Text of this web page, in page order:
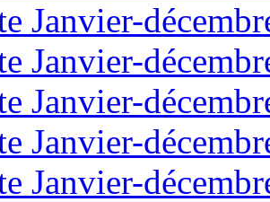
Janvier-
Janvier-
Janvier-
Janvier-
Janvier-